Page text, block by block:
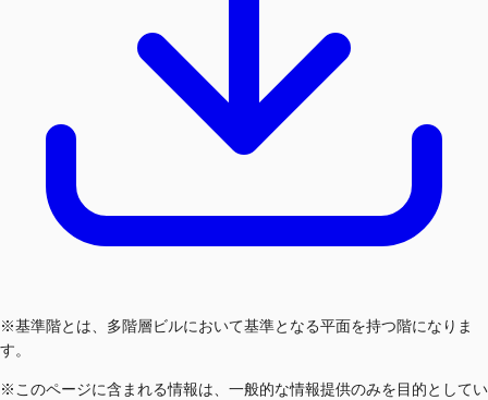
※基準階とは、多階層ビルにおいて基準となる平面を持つ階になりま
す。
※このページに含まれる情報は、一般的な情報提供のみを目的としてい